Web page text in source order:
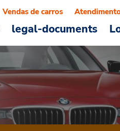
legal-documents
Vendas de carros